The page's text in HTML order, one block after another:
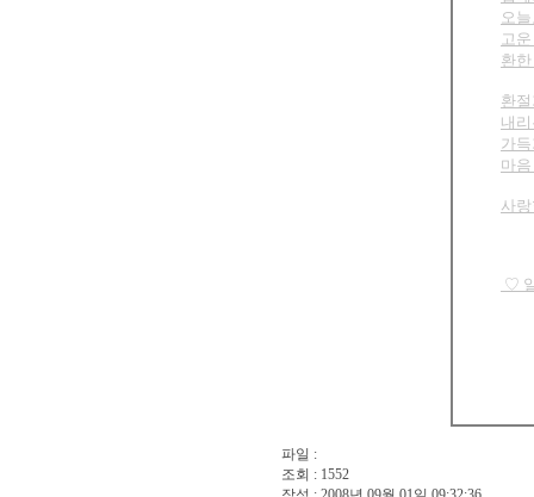
오
고
환
환
내
가
마
사
♡
파일 :
조회 : 1552